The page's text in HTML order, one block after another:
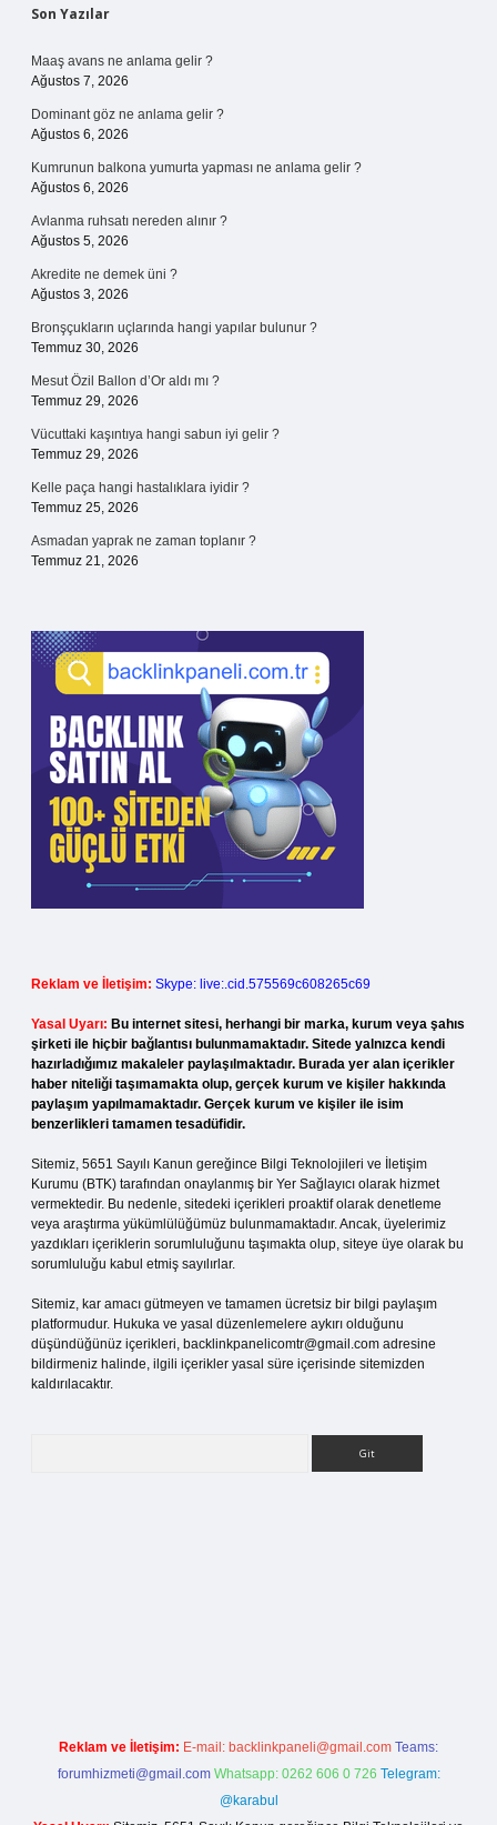
Sidebar
Son Yazılar
Maaş avans ne anlama gelir ?
Ağustos 7, 2026
Dominant göz ne anlama gelir ?
Ağustos 6, 2026
Kumrunun balkona yumurta yapması ne anlama gelir ?
Ağustos 6, 2026
Avlanma ruhsatı nereden alınır ?
Ağustos 5, 2026
Akredite ne demek üni ?
Ağustos 3, 2026
Bronşçukların uçlarında hangi yapılar bulunur ?
Temmuz 30, 2026
Mesut Özil Ballon d’Or aldı mı ?
Temmuz 29, 2026
Vücuttaki kaşıntıya hangi sabun iyi gelir ?
Temmuz 29, 2026
Kelle paça hangi hastalıklara iyidir ?
Temmuz 25, 2026
Asmadan yaprak ne zaman toplanır ?
Temmuz 21, 2026
Reklam ve İletişim: Skype: live:.cid.575569c608265c69
Yasal Uyarı: Bu internet sitesi, herhangi bir marka, kurum veya şahıs
şirketi ile hiçbir bağlantısı bulunmamaktadır. Sitede yalnızca kendi
hazırladığımız makaleler paylaşılmaktadır. Burada yer alan içerikler
haber niteliği taşımamakta olup, gerçek kurum ve kişiler hakkında
paylaşım yapılmamaktadır. Gerçek kurum ve kişiler ile isim
benzerlikleri tamamen tesadüfidir.
Sitemiz, 5651 Sayılı Kanun gereğince Bilgi Teknolojileri ve İletişim
Kurumu (BTK) tarafından onaylanmış bir Yer Sağlayıcı olarak hizmet
vermektedir. Bu nedenle, sitedeki içerikleri proaktif olarak denetleme
veya araştırma yükümlülüğümüz bulunmamaktadır. Ancak, üyelerimiz
yazdıkları içeriklerin sorumluluğunu taşımakta olup, siteye üye olarak bu
sorumluluğu kabul etmiş sayılırlar.
Sitemiz, kar amacı gütmeyen ve tamamen ücretsiz bir bilgi paylaşım
platformudur. Hukuka ve yasal düzenlemelere aykırı olduğunu
düşündüğünüz içerikleri, backlinkpanelicomtr@gmail.com adresine
bildirmeniz halinde, ilgili içerikler yasal süre içerisinde sitemizden
kaldırılacaktır.
Reklam ve İletişim: E-mail: backlinkpaneli@gmail.com Teams:
forumhizmeti@gmail.com Whatsapp: 0262 606 0 726 Telegram:
@karabul